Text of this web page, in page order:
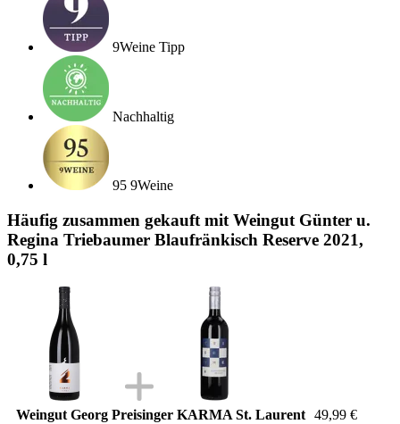
9Weine Tipp
Nachhaltig
95 9Weine
Häufig zusammen gekauft mit Weingut Günter u.
Regina Triebaumer Blaufränkisch Reserve 2021,
0,75 l
Weingut Georg Preisinger KARMA St. Laurent
49,99 €